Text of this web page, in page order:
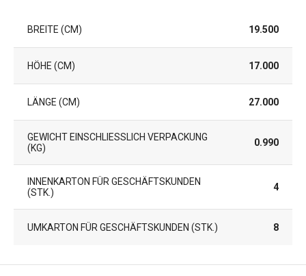
BREITE (CM) 19.500
HÖHE (CM) 17.000
LÄNGE (CM) 27.000
GEWICHT EINSCHLIESSLICH VERPACKUNG (
KG)
0.990
INNENKARTON FÜR GESCHÄFTSKUNDEN
(STK.)
4
UMKARTON FÜR GESCHÄFTSKUNDEN (STK.) 8